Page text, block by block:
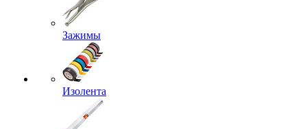
Зажимы
Изолента